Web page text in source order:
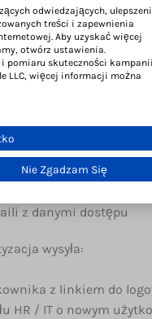
Zoho, Pipedrive),
Teams, Discord),
Asana, Notion),
Microsoft 365),
lub portal (np. przez
odpowiednią rolę i
z danymi dostępu
wysyła:
z linkiem do
HR / IT o nowym
odwiedzających,
treści i zapewnienia
Aby uzyskać więcej
otwórz ustawienia.
i pomiaru skuteczności kampanii
LLC, więcej informacji można
Nie Zgadzam Się